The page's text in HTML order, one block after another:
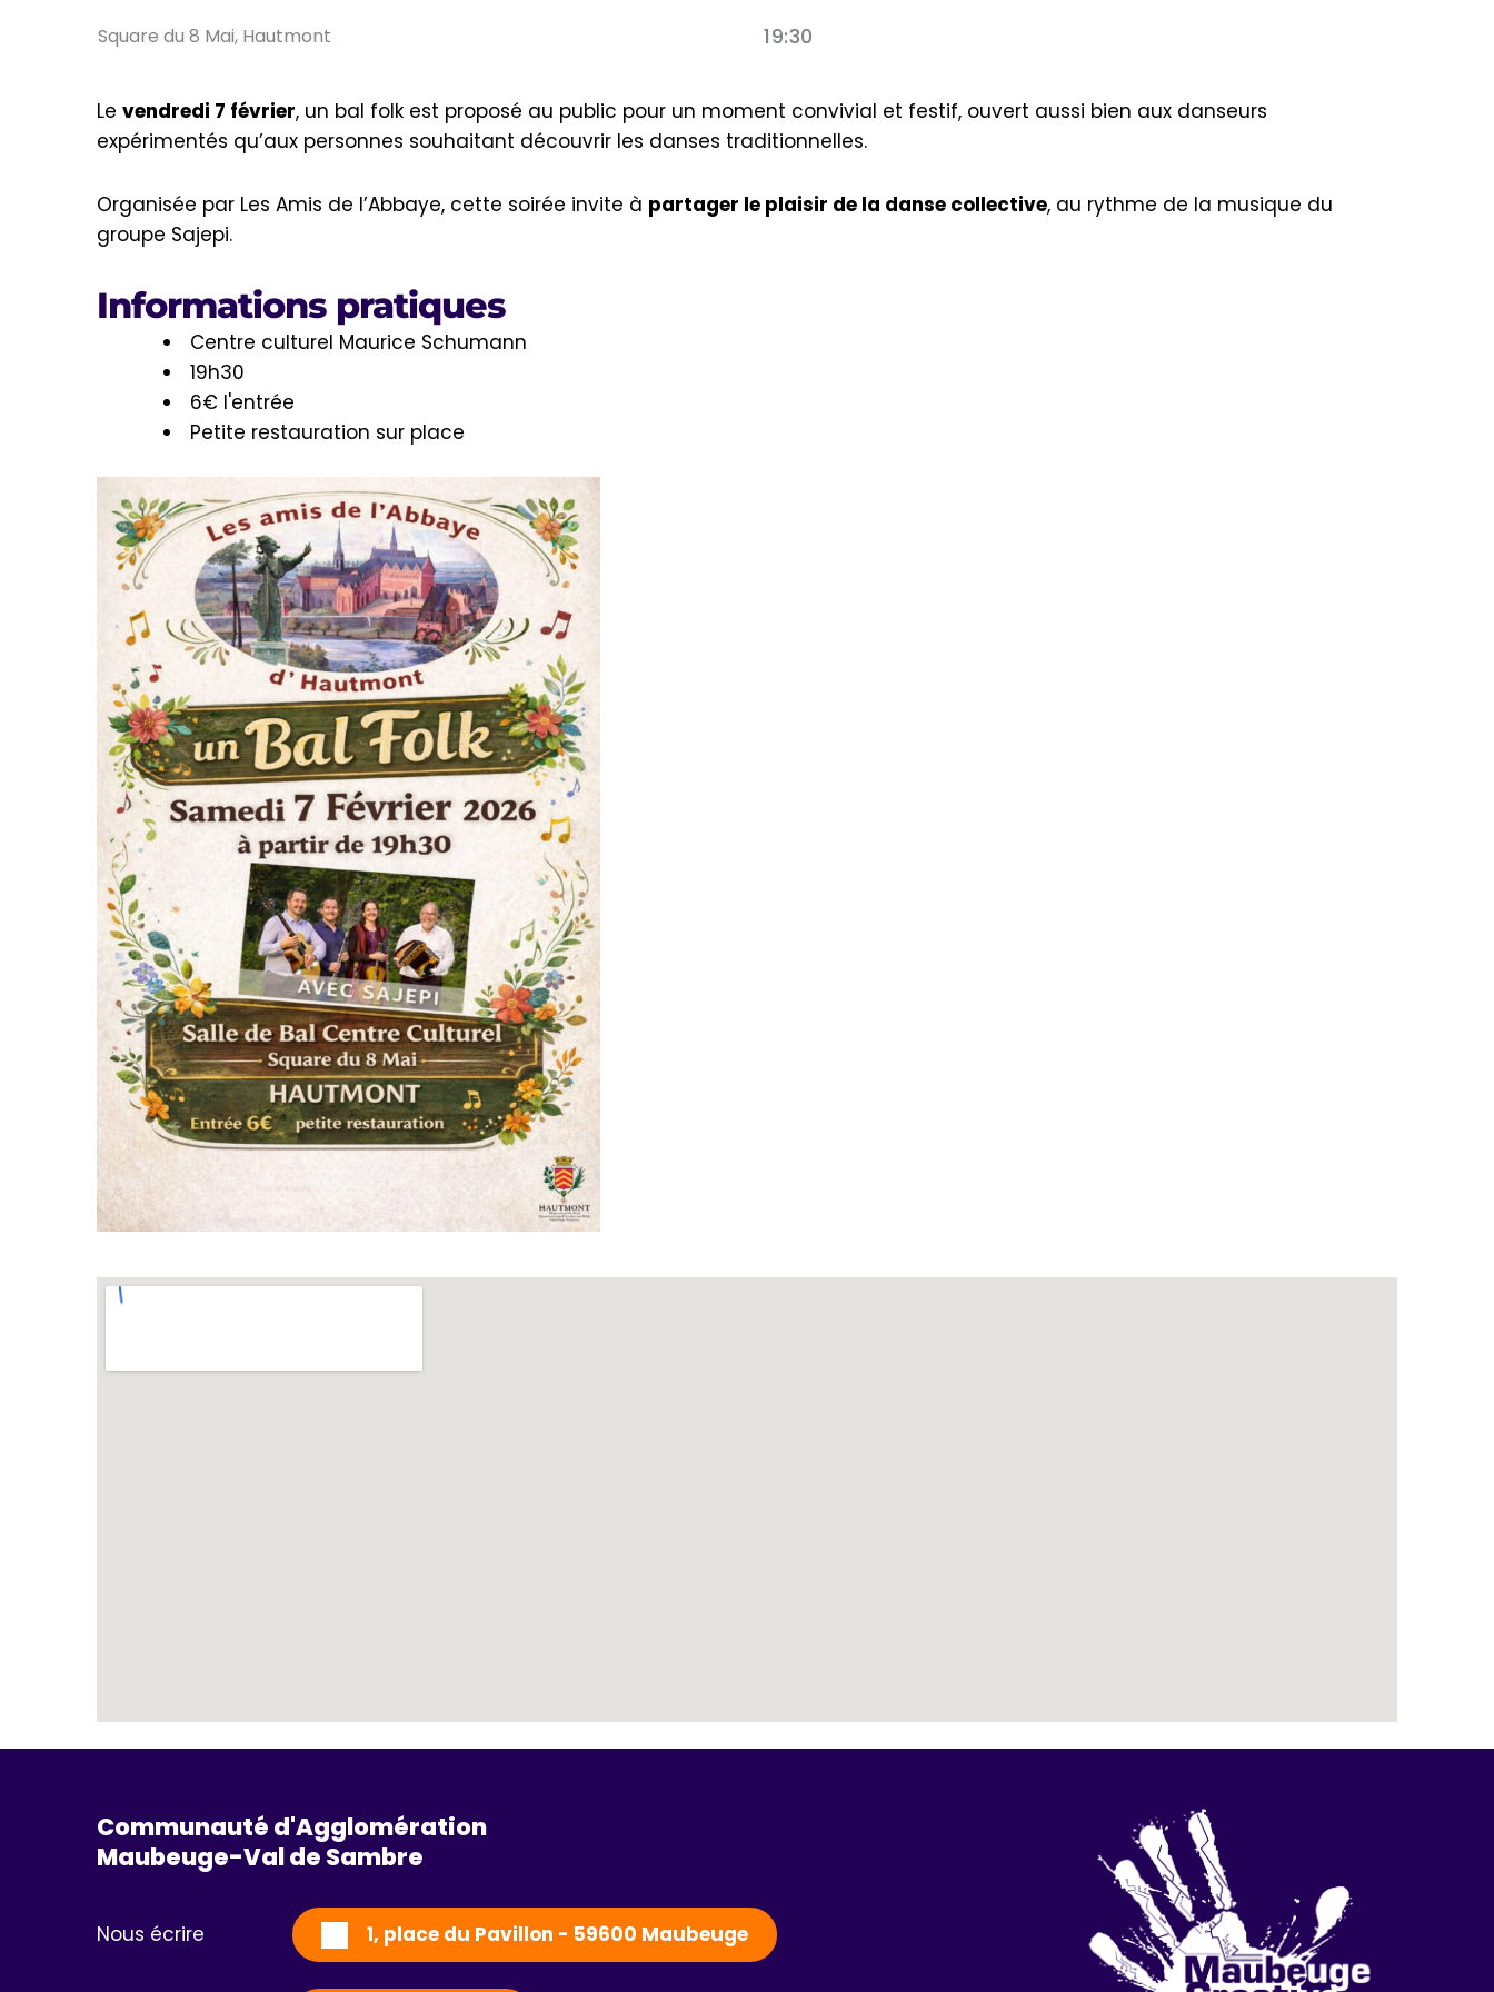
Square du 8 Mai, Hautmont 19:30
Le vendredi 7 février, un bal folk est proposé au public pour un moment convivial et festif, ouvert aussi bien aux danseurs
expérimentés qu’aux personnes souhaitant découvrir les danses traditionnelles.
Organisée par Les Amis de l’Abbaye, cette soirée invite à partager le plaisir de la danse collective, au rythme de la musique du
groupe Sajepi.
Informations pratiques
Centre culturel Maurice Schumann
19h30
6€ l'entrée
Petite restauration sur place
Communauté d'Agglomération
Maubeuge-Val de Sambre
Nous écrire 1, place du Pavillon - 59600 Maubeuge